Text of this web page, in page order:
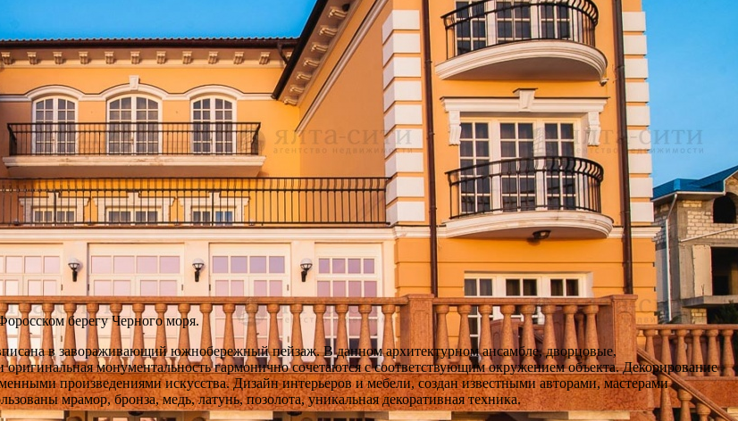
берегу Черного моря.
в завораживающий южнобережный пейзаж. В данном архитектурном ансамбле, дворцовые,
оригинальная монументальность гармонично сочетаются с соответствующим окружением объекта. Декорирование
произведениями искусства. Дизайн интерьеров и мебели, создан известными авторами, мастерами
мрамор, бронза, медь, латунь, позолота, уникальная декоративная техника.